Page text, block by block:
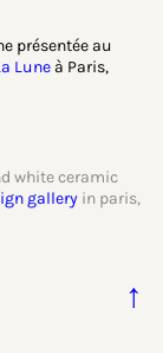
présentée au
Lune à Paris,
white ceramic
gallery in paris,
↑